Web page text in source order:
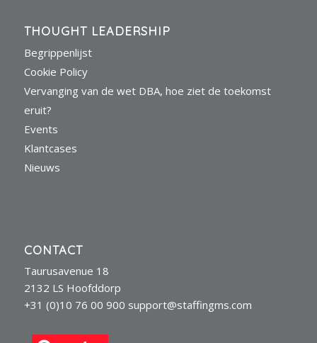
THOUGHT LEADERSHIP
Begrippenlijst
Cookie Policy
Vervanging van de wet DBA, hoe ziet de toekomst
eruit?
Events
Klantcases
Nieuws
CONTACT
Taurusavenue 18
2132 LS Hoofddorp
+31 (0)10 76 00 900 support@staffingms.com